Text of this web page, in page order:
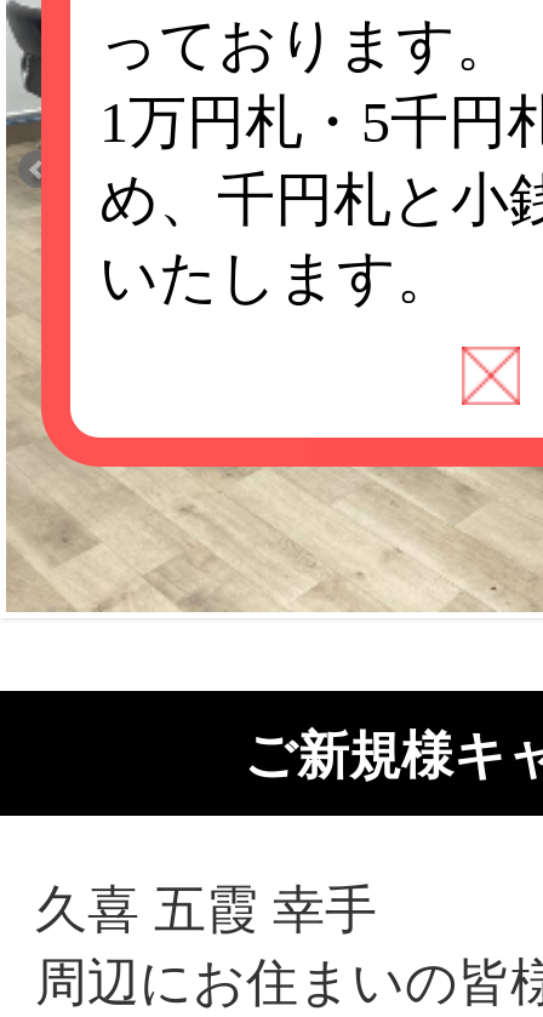
ご新規様キ
久喜 五霞 幸手
周辺にお住まいの皆
っております。
1万円札・5千円
め、千円札と小
いたします。